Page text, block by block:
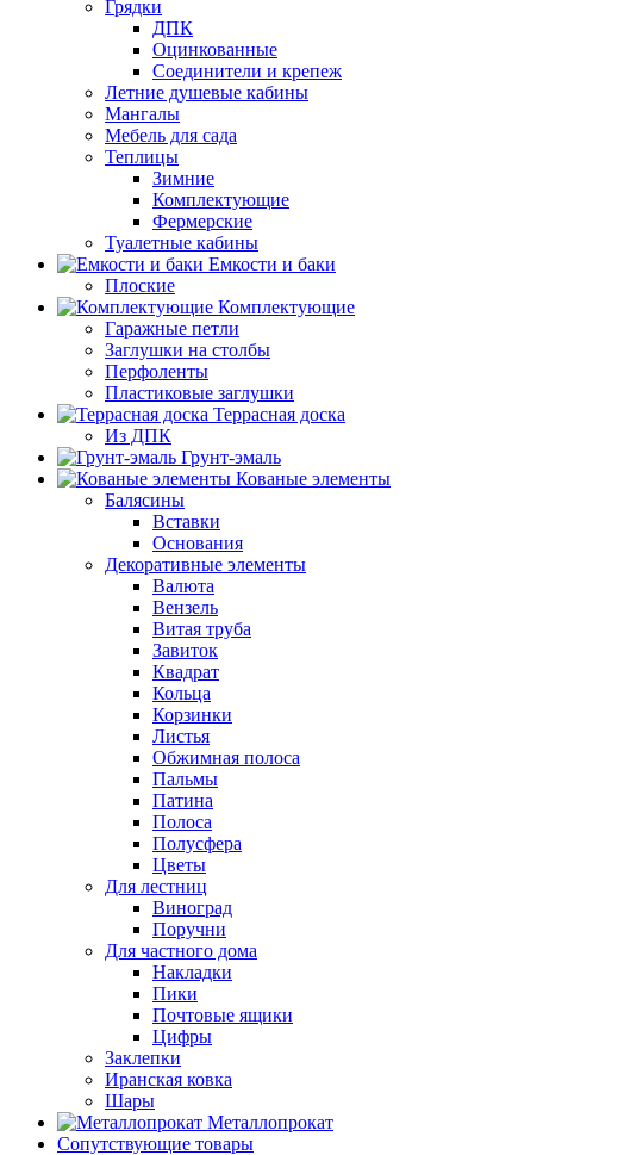
Грядки
ДПК
Оцинкованные
Соединители и крепеж
Летние душевые кабины
Мангалы
Мебель для сада
Теплицы
Зимние
Комплектующие
Фермерские
Туалетные кабины
Емкости и баки
Плоские
Комплектующие
Гаражные петли
Заглушки на столбы
Перфоленты
Пластиковые заглушки
Террасная доска
Из ДПК
Грунт-эмаль
Кованые элементы
Балясины
Вставки
Основания
Декоративные элементы
Валюта
Вензель
Витая труба
Завиток
Квадрат
Кольца
Корзинки
Листья
Обжимная полоса
Пальмы
Патина
Полоса
Полусфера
Цветы
Для лестниц
Виноград
Поручни
Для частного дома
Накладки
Пики
Почтовые ящики
Цифры
Заклепки
Иранская ковка
Шары
Металлопрокат
Сопутствующие товары